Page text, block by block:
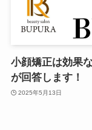
小顔矯正は効果
が回答します！
2025年5月13日